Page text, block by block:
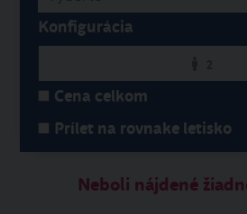
Konfigurácia
Cena celkom
Prílet na rovnake letisko
Neboli nájdené